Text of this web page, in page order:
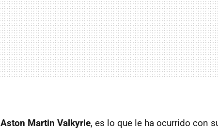
Aston Martin Valkyrie, es lo que le ha ocurrido con